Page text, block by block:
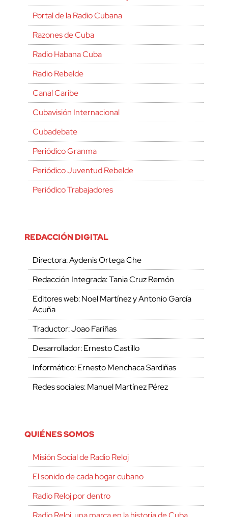
Portal de la Radio Cubana
Razones de Cuba
Radio Habana Cuba
Radio Rebelde
Canal Caribe
Cubavisión Internacional
Cubadebate
Periódico Granma
Periódico Juventud Rebelde
Periódico Trabajadores
REDACCIÓN DIGITAL
Directora: Aydenis Ortega Che
Redacción Integrada: Tania Cruz Remón
Editores web: Noel Martínez y Antonio García
Acuña
Traductor: Joao Fariñas
Desarrollador: Ernesto Castillo
Informático: Ernesto Menchaca Sardiñas
Redes sociales: Manuel Martínez Pérez
QUIÉNES SOMOS
Misión Social de Radio Reloj
El sonido de cada hogar cubano
Radio Reloj por dentro